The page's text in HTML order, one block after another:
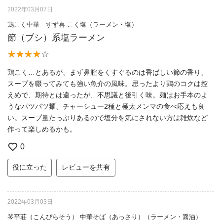
2022年03月07日
鶏こく中華 すず喜 こく塩（ラーメン・塩）
節（ブシ）系塩ラーメン
鶏こく…とあるが、まず鼻腔をくすぐるのは香ばしい節の香り、
スープを啜ってみても強い魚介の風味。思ったより鶏のコクは控
えめで、期待とは違ったが、不思議と後引く味。麺はお手本のよ
うなパツパツ麺、チャーシュー2種と極太メンマの食べ応えも良
い。スープ量たっぷりあるので塩分を気にされない方は雑炊など
作って楽しめるかも。
0
役に立った レビューを共有
2022年03月03日
琴平荘（こんぴらそう） 中華そば（あっさり）（ラーメン・醤油）